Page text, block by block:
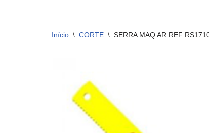
Início \ CORTE \ SERRA MAQ AR REF